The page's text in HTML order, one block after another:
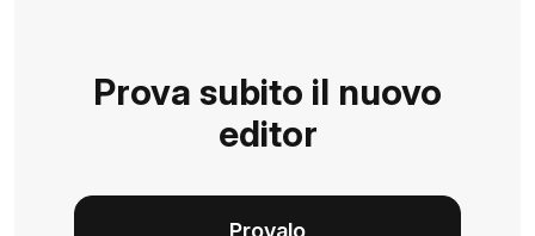
Prova subito il nuovo
editor
Provalo